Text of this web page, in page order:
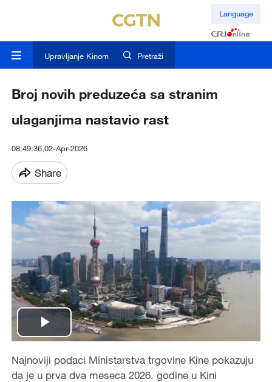
Language
Upravljanje Kinom Pretraži
Broj novih preduzeća sa stranim
ulaganjima nastavio rast
08:49:36,02-Apr-2026
Share
Play
Video
Najnoviji podaci Ministarstva trgovine Kine pokazuju
da je u prva dva meseca 2026. godine u Kini